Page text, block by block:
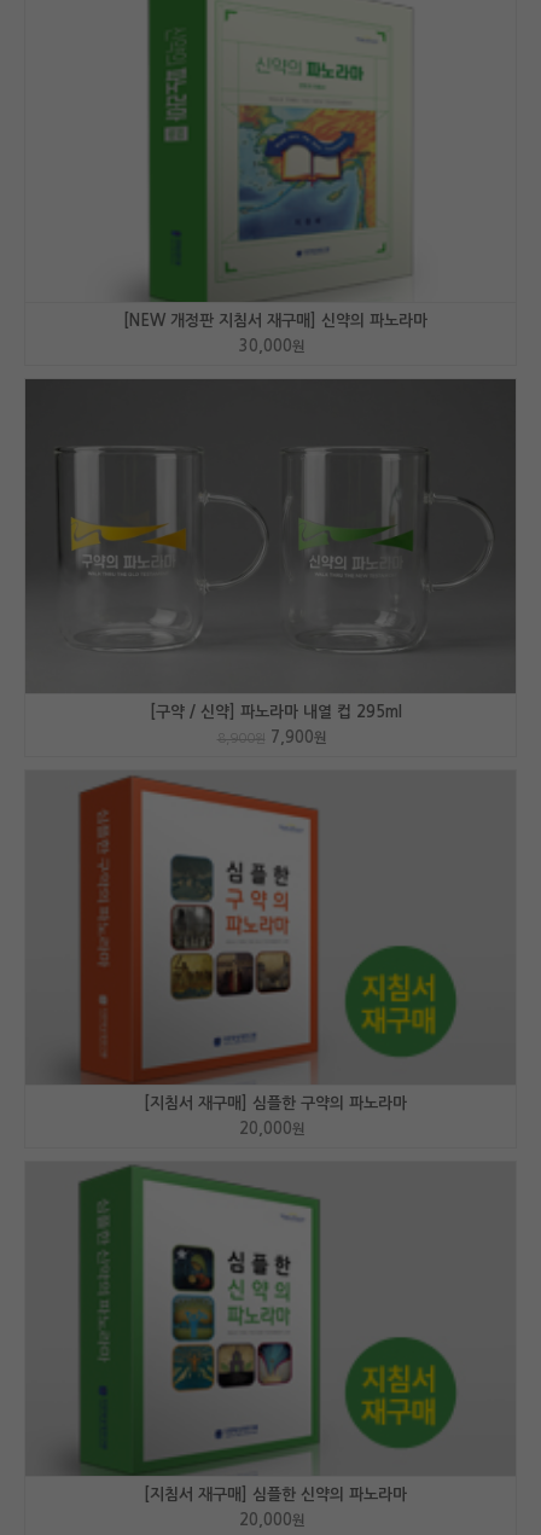
[NEW 개정판 지침서 재구매] 신약의 파노라마
30,000원
[구약 / 신약] 파노라마 내열 컵 295ml
8,900원 7,900원
[지침서 재구매] 심플한 구약의 파노라마
20,000원
[지침서 재구매] 심플한 신약의 파노라마
20,000원